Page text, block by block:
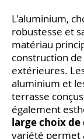
L'aluminium,
robustesse et
matériau
construction
extérieures.
aluminium et
terrasse
également
large choix de
variété permet